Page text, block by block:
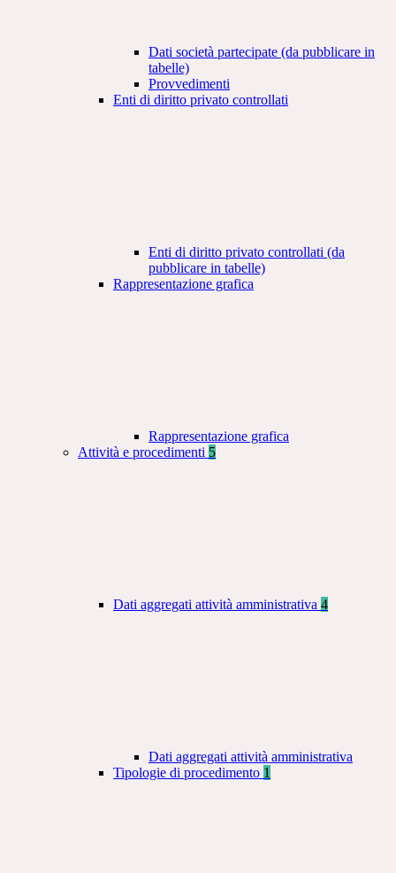
Dati società partecipate (da pubblicare in
tabelle)
Provvedimenti
Enti di diritto privato controllati
Enti di diritto privato controllati (da
pubblicare in tabelle)
Rappresentazione grafica
Rappresentazione grafica
Attività e procedimenti 5
Dati aggregati attività amministrativa 4
Dati aggregati attività amministrativa
Tipologie di procedimento 1